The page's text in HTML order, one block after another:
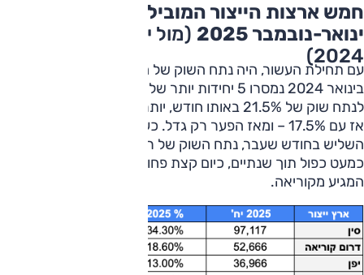
חמש ארצות הייצור המובילות –
ינואר-נובמבר 2025
(מול ינואר-נובמבר
2024)
בינואר 2024 נמסרו 5 יחידות יותר של רכב סיני מאשר קוריאני
אז עם 17.5% – ומאז הפער רק גדל. כעת ולאחר שנחצה רף
כמעט כפול תוך שנתיים, כיום קצת פחות מכפול ביחס לרכב
המגיע מקוריאה.